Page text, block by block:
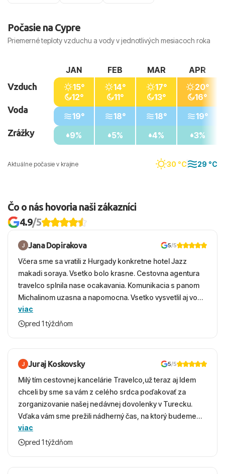
Počasie na Cypre
Priemerné teploty vzduchu a vody v jednotlivých mesiacoch roka
Aktuálne počasie v krajine 30 °C 29 °C
Vzduch
Voda
Zrážky
JAN
15°
12°
19°
9%
FEB
14°
11°
18°
5%
MAR
17°
13°
18°
4%
APR
20°
16°
19°
3%
Čo o nás hovoria naši zákazníci
4.9/5
Jana Dopirakova 5/5
Včera sme sa vratili z Hurgady konkretne hotel Jazz
makadi soraya. Vsetko bolo krasne. Cestovna agentura
travelco splnila nase ocakavania. Komunikacia s panom
Michalinom uzasna a napomocna. Vsetko vysvetlil aj vo
vecernych hodinach zaco sa ospravedlnujem. Hotel
krasny, cisty. Sluzby top. Strava, prostredie, more,
viac
pred 1 týždňom
Juraj Koskovsky 5/5
Milý tím cestovnej kancelárie Travelco,už teraz aj Idem
chceli by sme sa vám z celého srdca poďakovať za
zorganizovanie našej nedávnej dovolenky v Turecku.
Vďaka vám sme prežili nádherný čas, na ktorý budeme
ešte dlho s úsmevom spomínať. ​Všetko prebehlo
absolútne hladko – od prvotného výberu zájazdu, cez
viac
pred 1 týždňom